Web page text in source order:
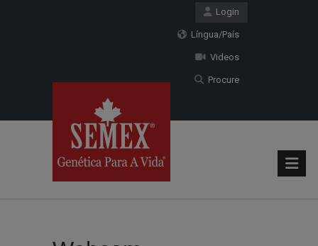
Login
Língua/País
Videos
Procure